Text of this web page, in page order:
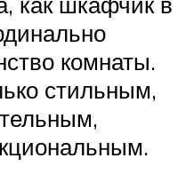
комнаты.
стильным,